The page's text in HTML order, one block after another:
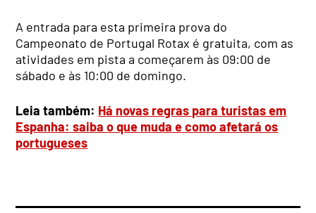
A entrada para esta primeira prova do
Campeonato de Portugal Rotax é gratuita, com as
atividades em pista a começarem às 09:00 de
sábado e às 10:00 de domingo.
Leia também: Há novas regras para turistas em
Espanha: saiba o que muda e como afetará os
portugueses